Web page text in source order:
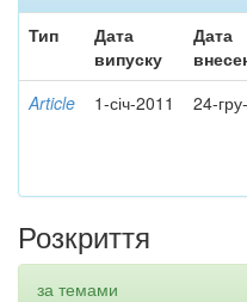
Тип
Дата
випуску
Дата
Article 1-січ-2011 24-
Розкриття
за темами